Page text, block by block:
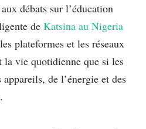
débats sur l’éducation
de Katsina au Nigeria
plateformes et les réseaux
la vie quotidienne que si les
de l’énergie et des